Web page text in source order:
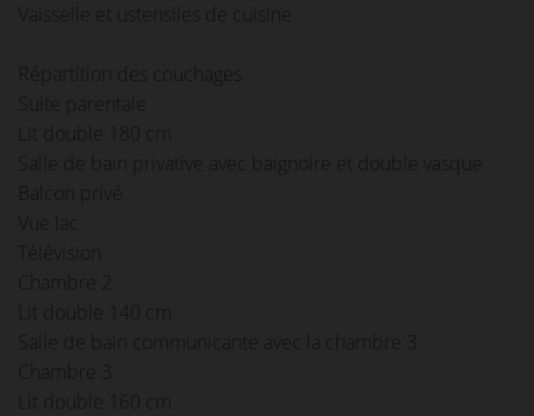
Vaisselle et ustensiles de cuisine
Répartition des couchages
Suite parentale
Lit double 180 cm
Salle de bain privative avec baignoire et double vasque
Balcon privé
Vue lac
Télévision
Chambre 2
Lit double 140 cm
Salle de bain communicante avec la chambre 3
Chambre 3
Lit double 160 cm